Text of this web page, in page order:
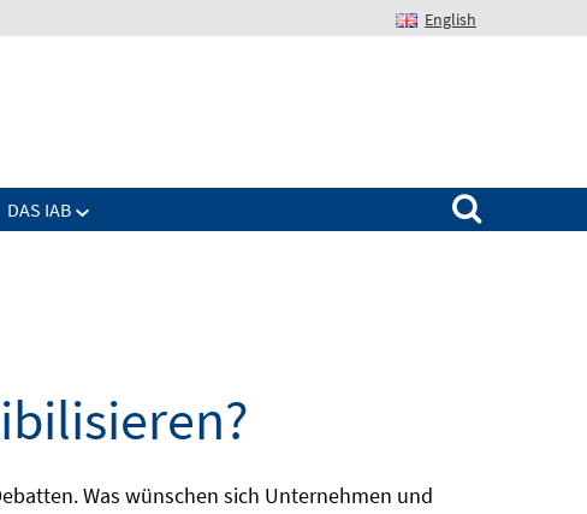
English
DAS IAB
Suchen nach:
Was wünschen sich Unternehmen und